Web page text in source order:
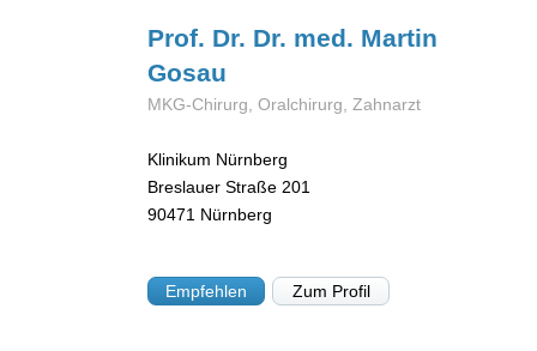
Prof. Dr. Dr. med. Martin
Gosau
MKG-Chirurg, Oralchirurg, Zahnarzt
Klinikum Nürnberg
Breslauer Straße 201
90471 Nürnberg
Empfehlen Zum Profil